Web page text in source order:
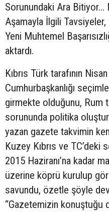
Sorunundaki Ara Bitiyor...
Aşamayla İlgili Tavsiyeler,
Yeni Muhtemel
aktardı.
Kıbrıs Türk tarafının
Cumhurbaşkanlığı
girmekte olduğunu, Rum
sorununda politika
yazan gazete takvimin
Kuzey Kıbrıs ve TC’deki
2015 Haziranı’na kadar
üzerine köprü kurulup
savundu, özetle şöyle
“Gazetemizin konuştuğu